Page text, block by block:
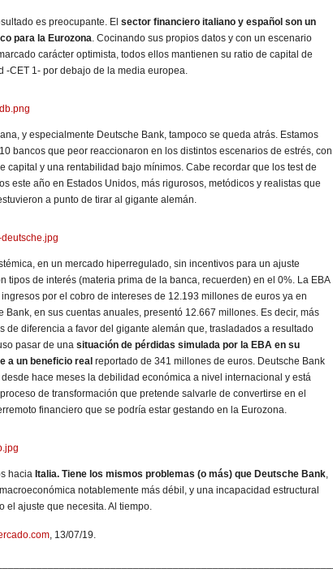
es preocupante. El sector financiero italiano y español son un
para la Eurozona. Cocinando sus propios datos y con un escenario
carácter optimista, todos ellos mantienen su ratio de capital de
-CET 1- por debajo de la media europea.
y especialmente Deutsche Bank, tampoco se queda atrás. Estamos
bancos que peor reaccionaron en los distintos escenarios de estrés, con
capital y una rentabilidad bajo mínimos. Cabe recordar que los test de
este año en Estados Unidos, más rigurosos, metódicos y realistas que
a punto de tirar al gigante alemán.
en un mercado hiperregulado, sin incentivos para un ajuste
tipos de interés (materia prima de la banca, recuerden) en el 0%. La EBA
por el cobro de intereses de 12.193 millones de euros ya en
Bank, en sus cuentas anuales, presentó 12.667 millones. Es decir, más
de diferencia a favor del gigante alemán que, trasladados a resultado
pasar de una situación de pérdidas simulada por la EBA en su
a un beneficio real reportado de 341 millones de euros. Deutsche Bank
hace meses la debilidad económica a nivel internacional y está
de transformación que pretende salvarle de convertirse en el
financiero que se podría estar gestando en la Eurozona.
hacia Italia. Tiene los mismos problemas (o más) que Deutsche Bank,
notablemente más débil, y una incapacidad estructural
el ajuste que necesita. Al tiempo.
, 13/07/19.